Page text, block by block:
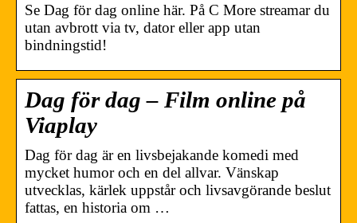
Se Dag för dag online här. På C More streamar du
utan avbrott via tv, dator eller app utan
bindningstid!
Dag för dag – Film online på
Viaplay
Dag för dag är en livsbejakande komedi med
mycket humor och en del allvar. Vänskap
utvecklas, kärlek uppstår och livsavgörande beslut
fattas, en historia om …